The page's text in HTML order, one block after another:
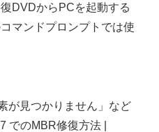
DVDからPCを起動する
マンドプロンプトでは使
が見つかりません」など
でのMBR修復方法 |